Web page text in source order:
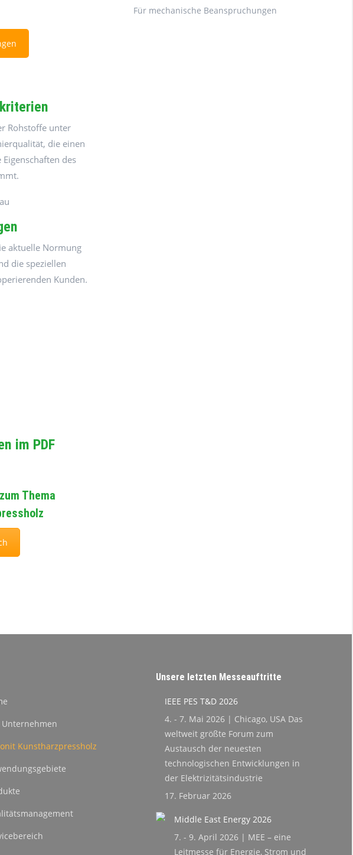
Rohstoffe unter
die einen
des
aktuelle Normung
die speziellen
Kunden.
im PDF
Thema
Für mechanische Beanspruchungen
Unternehmen
Kunstharzpressholz
Unsere letzten Messeauftritte
IEEE PES T&D 2026
4. - 7. Mai 2026 | Chicago, USA Das
weltweit größte Forum zum
Austausch der neuesten
technologischen Entwicklungen in
der Elektrizitätsindustrie
17. Februar 2026
Middle East Energy 2026
7. - 9. April 2026 | MEE – eine
Leitmesse für Energie, Strom und